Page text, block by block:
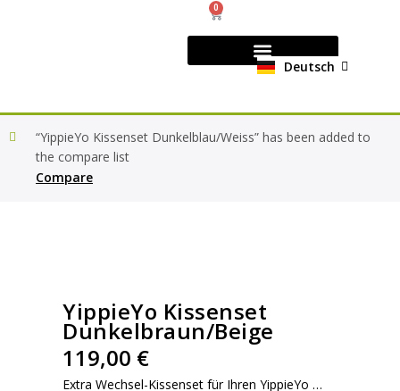
Deutsch
English
0
Compare
“YippieYo Kissenset Dunkelblau/Weiss” has been added to
the compare list
YippieYo Kissenset
Dunkelbraun/Beige
119,00 €
Extra Wechsel-Kissenset für Ihren YippieYo …